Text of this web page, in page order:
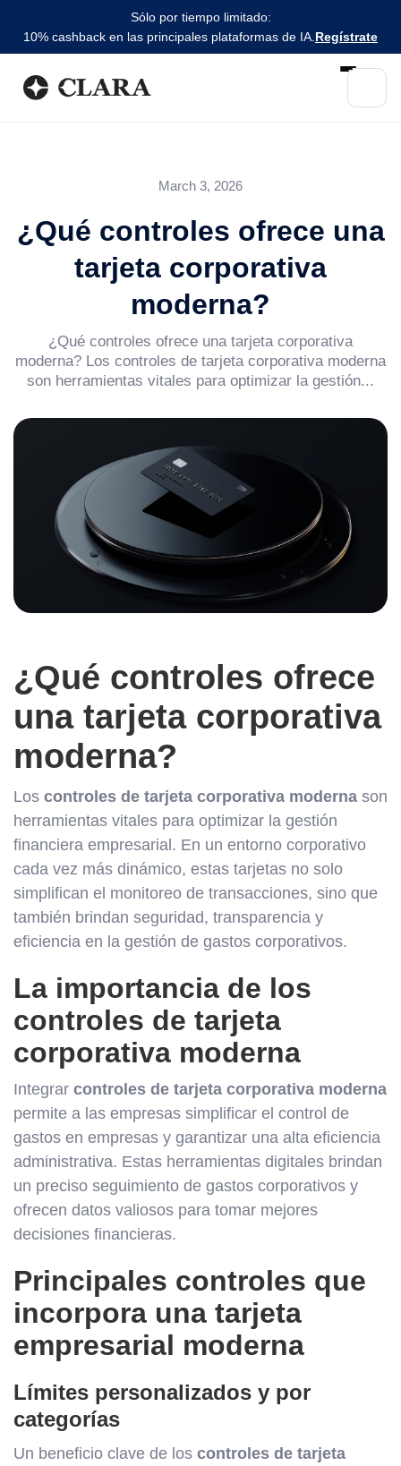
Sólo por tiempo limitado:
10% cashback en las principales plataformas de IA. Regístrate
March 3, 2026
¿Qué controles ofrece una
tarjeta corporativa
moderna?
¿Qué controles ofrece una tarjeta corporativa
moderna? Los controles de tarjeta corporativa moderna
son herramientas vitales para optimizar la gestión...
¿Qué controles ofrece
una tarjeta corporativa
moderna?
Los controles de tarjeta corporativa moderna son
herramientas vitales para optimizar la gestión
financiera empresarial. En un entorno corporativo
cada vez más dinámico, estas tarjetas no solo
simplifican el monitoreo de transacciones, sino que
también brindan seguridad, transparencia y
eficiencia en la gestión de gastos corporativos.
La importancia de los
controles de tarjeta
corporativa moderna
Integrar controles de tarjeta corporativa moderna
permite a las empresas simplificar el control de
gastos en empresas y garantizar una alta eficiencia
administrativa. Estas herramientas digitales brindan
un preciso seguimiento de gastos corporativos y
ofrecen datos valiosos para tomar mejores
decisiones financieras.
Principales controles que
incorpora una tarjeta
empresarial moderna
Límites personalizados y por
categorías
Un beneficio clave de los controles de tarjeta